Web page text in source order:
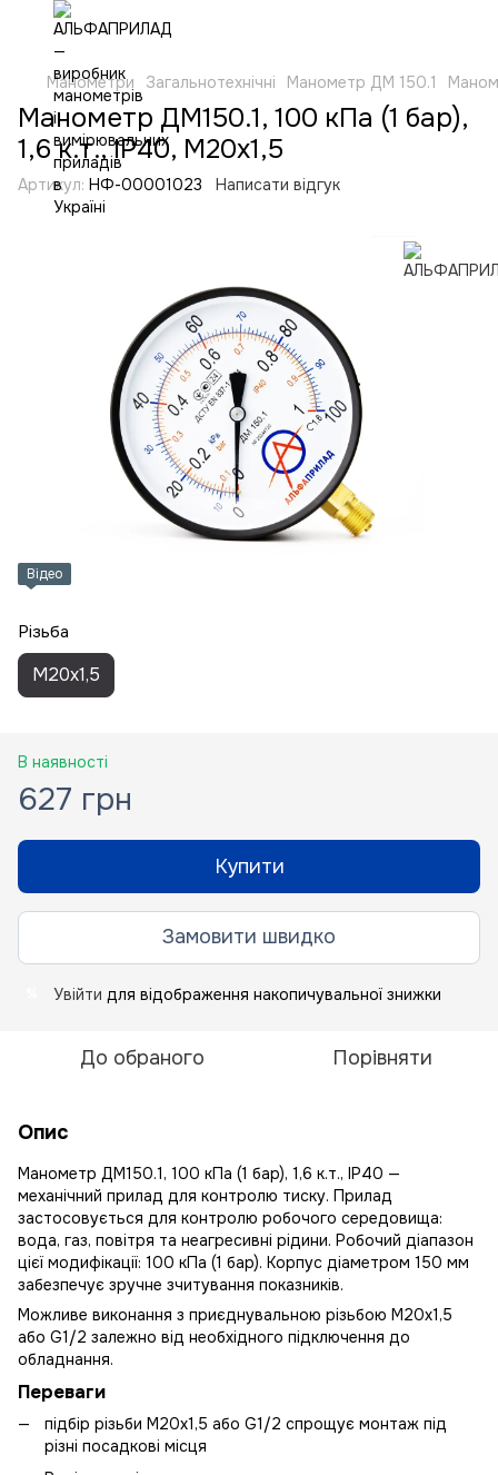
Манометри Загальнотехнічні Манометр ДМ 150.1
Манометр ДМ150.1, 100 кПа (1 бар),
1,6 к.т., IP40, М20х1,5
Артикул: НФ-00001023 Написати відгук
Відео
Різьба
M20x1,5
В наявності
627 грн
Купити
Замовити швидко
Увійти для відображення накопичувальної знижки
До обраного Порівняти
Опис
Манометр ДМ150.1, 100 кПа (1 бар), 1,6 к.т., IP40 —
механічний прилад для контролю тиску. Прилад
застосовується для контролю робочого середовища:
вода, газ, повітря та неагресивні рідини. Робочий діапазон
цієї модифікації: 100 кПа (1 бар). Корпус діаметром 150 мм
забезпечує зручне зчитування показників.
Можливе виконання з приєднувальною різьбою М20х1,5
або G1/2 залежно від необхідного підключення до
обладнання.
Переваги
підбір різьби М20х1,5 або G1/2 спрощує монтаж під
різні посадкові місця